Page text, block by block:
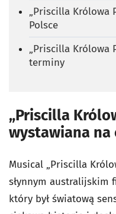
„Priscilla Królowa
Polsce
„Priscilla Królowa
terminy
„Priscilla
wystawiana na
Musical „Priscilla
słynnym australijskim
który był światową